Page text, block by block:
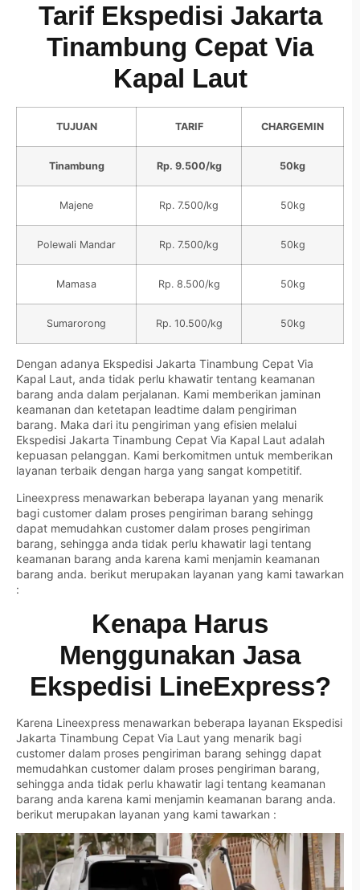
Tarif Ekspedisi Jakarta
Tinambung Cepat Via
Kapal Laut
TUJUAN TARIF CHARGEMIN
Tinambung Rp. 9.500/kg 50kg
Majene Rp. 7.500/kg 50kg
Polewali Mandar Rp. 7.500/kg 50kg
Mamasa Rp. 8.500/kg 50kg
Sumarorong Rp. 10.500/kg 50kg
Dengan adanya Ekspedisi Jakarta Tinambung Cepat Via
Kapal Laut, anda tidak perlu khawatir tentang keamanan
barang anda dalam perjalanan. Kami memberikan jaminan
keamanan dan ketetapan leadtime dalam pengiriman
barang. Maka dari itu pengiriman yang efisien melalui
Ekspedisi Jakarta Tinambung Cepat Via Kapal Laut adalah
kepuasan pelanggan. Kami berkomitmen untuk memberikan
layanan terbaik dengan harga yang sangat kompetitif.
Lineexpress menawarkan beberapa layanan yang menarik
bagi customer dalam proses pengiriman barang sehingg
dapat memudahkan customer dalam proses pengiriman
barang, sehingga anda tidak perlu khawatir lagi tentang
keamanan barang anda karena kami menjamin keamanan
barang anda. berikut merupakan layanan yang kami tawarkan
:
Kenapa Harus
Menggunakan Jasa
Ekspedisi LineExpress?
Karena Lineexpress menawarkan beberapa layanan Ekspedisi
Jakarta Tinambung Cepat Via Laut yang menarik bagi
customer dalam proses pengiriman barang sehingg dapat
memudahkan customer dalam proses pengiriman barang,
sehingga anda tidak perlu khawatir lagi tentang keamanan
barang anda karena kami menjamin keamanan barang anda.
berikut merupakan layanan yang kami tawarkan :